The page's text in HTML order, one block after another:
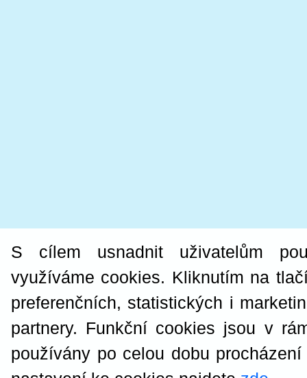
S cílem usnadnit uživatelům
využíváme cookies. Kliknutím na
preferenčních, statistických i
partnery. Funkční cookies jsou v
používány po celou dobu